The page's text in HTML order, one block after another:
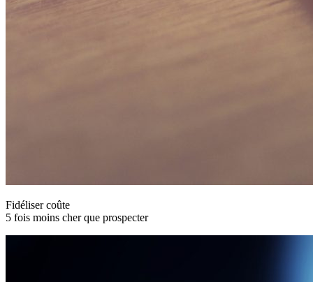
Fidéliser coûte
5 fois moins cher que prospecter